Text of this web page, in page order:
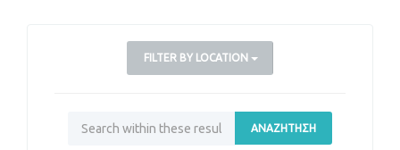
FILTER BY LOCATION
ΑΝΑΖΉΤΗΣΗ